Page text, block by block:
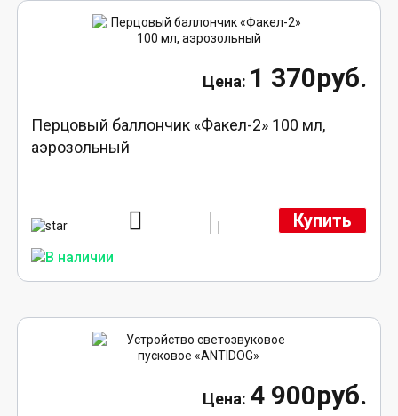
1 370руб.
Перцовый баллончик «Факел-2» 100 мл,
аэрозольный
Купить
4 900руб.